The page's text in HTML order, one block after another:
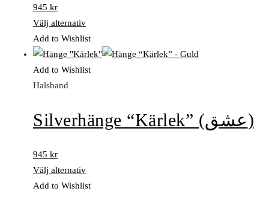
945 kr
Välj alternativ
Add to Wishlist
Add to Wishlist
Halsband
Silverhänge “Kärlek” (عشق)
945 kr
Välj alternativ
Add to Wishlist